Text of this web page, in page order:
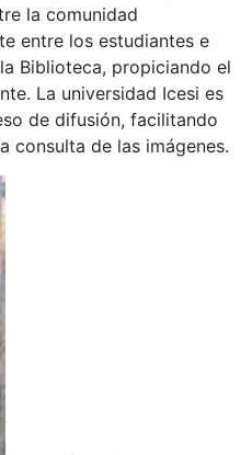
la comunidad
entre los estudiantes e
Biblioteca, propiciando el
La universidad Icesi es
de difusión, facilitando
consulta de las imágenes.